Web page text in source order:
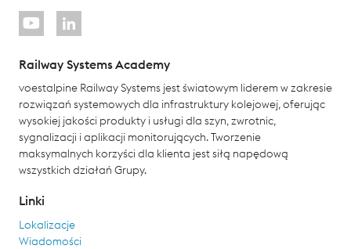
Railway Systems Academy
voestalpine Railway Systems jest światowym liderem w zakresie
rozwiązań systemowych dla infrastruktury kolejowej, oferując
wysokiej jakości produkty i usługi dla szyn, zwrotnic,
sygnalizacji i aplikacji monitorujących. Tworzenie
maksymalnych korzyści dla klienta jest siłą napędową
wszystkich działań Grupy.
Linki
Lokalizacje
Wiadomości